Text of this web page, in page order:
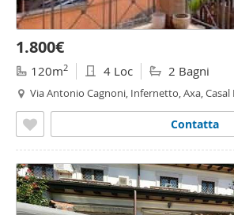
1.800€
120m2 4 Loc 2 Bagni
Via Antonio Cagnoni, Infernetto, Axa,
Contatta